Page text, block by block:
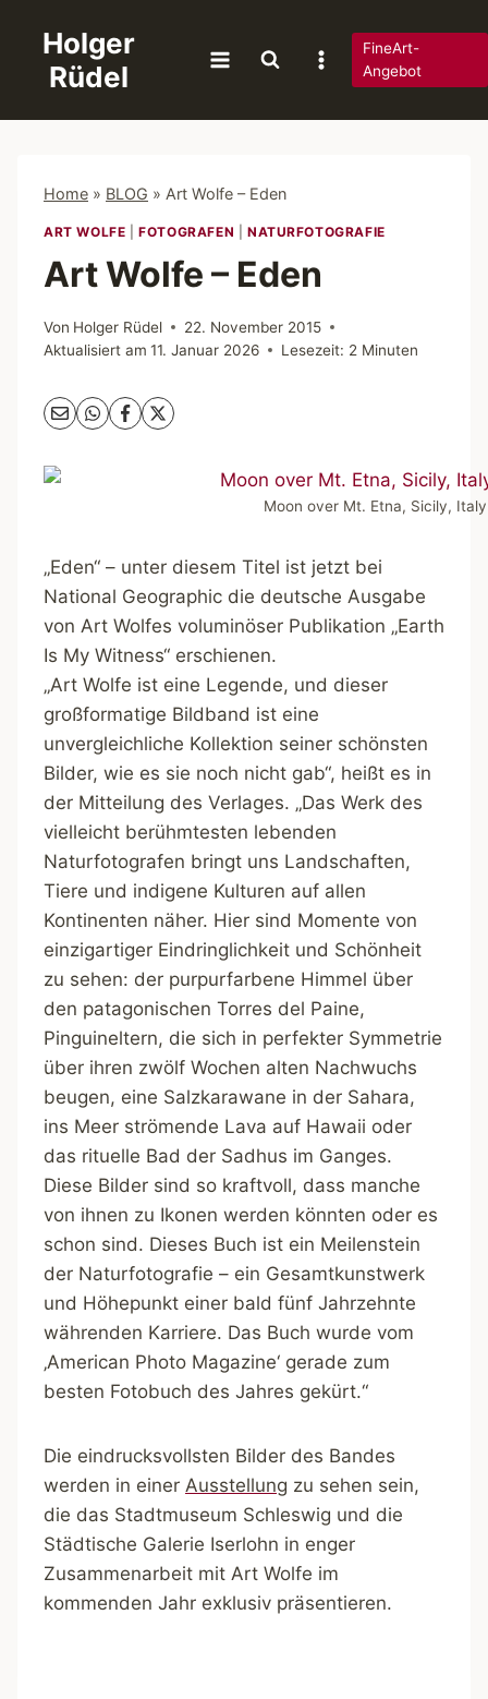
springen
Holger
Rüdel
FineArt-
Angebot
Home » BLOG » Art Wolfe – Eden
ART WOLFE |FOTOGRAFEN NATURFOTOGRAFIE
Art Wolfe – Eden
Von Holger Rüdel
22. November 2015
Aktualisiert am 11. Januar 2026 Lesezeit: 2 Minuten
Moon over Mt. Etna, Sicily,
„Eden“ – unter diesem Titel ist jetzt bei
National Geographic die deutsche Ausgabe
von Art Wolfes voluminöser Publikation „Earth
Is My Witness“ erschienen.
„Art Wolfe ist eine Legende, und dieser
großformatige Bildband ist eine
unvergleichliche Kollektion seiner schönsten
Bilder, wie es sie noch nicht gab“, heißt es in
der Mitteilung des Verlages. „Das Werk des
vielleicht berühmtesten lebenden
Naturfotografen bringt uns Landschaften,
Tiere und indigene Kulturen auf allen
Kontinenten näher. Hier sind Momente von
einzigartiger Eindringlichkeit und Schönheit
zu sehen: der purpurfarbene Himmel über
den patagonischen Torres del Paine,
Pinguineltern, die sich in perfekter Symmetrie
über ihren zwölf Wochen alten Nachwuchs
beugen, eine Salzkarawane in der Sahara,
ins Meer strömende Lava auf Hawaii oder
das rituelle Bad der Sadhus im Ganges.
Diese Bilder sind so kraftvoll, dass manche
von ihnen zu Ikonen werden könnten oder es
schon sind. Dieses Buch ist ein Meilenstein
der Naturfotografie – ein Gesamtkunstwerk
und Höhepunkt einer bald fünf Jahrzehnte
währenden Karriere. Das Buch wurde vom
‚American Photo Magazine‘ gerade zum
besten Fotobuch des Jahres gekürt.“
Die eindrucksvollsten Bilder des Bandes
werden in einer Ausstellung zu sehen sein,
die das Stadtmuseum Schleswig und die
Städtische Galerie Iserlohn in enger
Zusammenarbeit mit Art Wolfe im
kommenden Jahr exklusiv präsentieren.